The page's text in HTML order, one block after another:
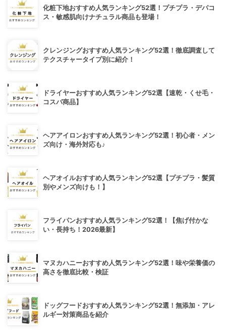
化粧下地おすすめ人気ランキング52選！プチプラ・デパコ
ス・敏感肌向けナチュラル商品も登場！
クレンジングおすすめ人気ランキング52選！徹底調査して
テクスチャータイプ別に紹介！
ドライヤーおすすめ人気ランキング52選【速乾・くせ毛・
コスパ商品】
ヘアアイロンおすすめ人気ランキング52選！初心者・メン
ズ向け・海外対応も♪
ヘアオイルおすすめ人気ランキング52選【プチプラ・髪質
別やメンズ向けも！】
フライパンおすすめ人気ランキング52選！【焦げ付かな
い・長持ち！2026最新】
マヌカハニーおすすめ人気ランキング52選！味や栄養価の
高さを徹底比較・検証
ドッグフードおすすめ人気ランキング52選！無添加・アレ
ルギー対策商品を紹介